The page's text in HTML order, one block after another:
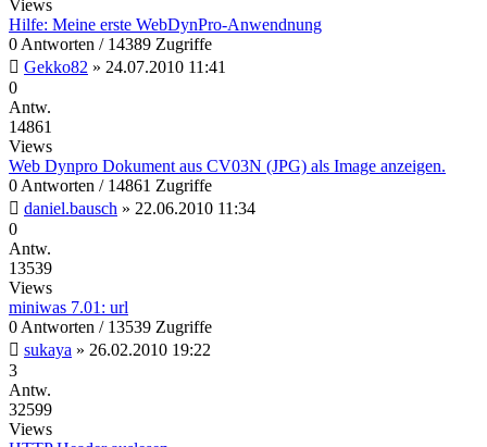
Views
Hilfe: Meine erste WebDynPro-Anwendnung
0 Antworten / 14389 Zugriffe
Gekko82 » 24.07.2010 11:41
0
Antw.
14861
Views
Web Dynpro Dokument aus CV03N (JPG) als Image anzeigen.
0 Antworten / 14861 Zugriffe
daniel.bausch » 22.06.2010 11:34
0
Antw.
13539
Views
miniwas 7.01: url
0 Antworten / 13539 Zugriffe
sukaya » 26.02.2010 19:22
3
Antw.
32599
Views